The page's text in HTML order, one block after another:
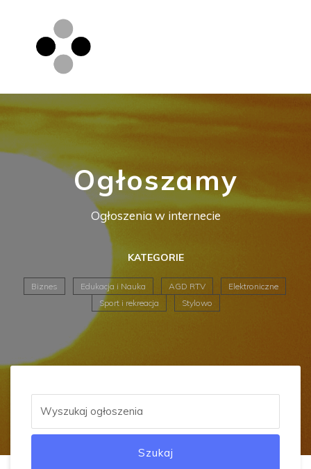
Ogłoszamy
Ogłoszenia w internecie
KATEGORIE
Biznes Edukacja i Nauka AGD RTV
Elektroniczne
Sport i rekreacja
Stylowo
Szukaj